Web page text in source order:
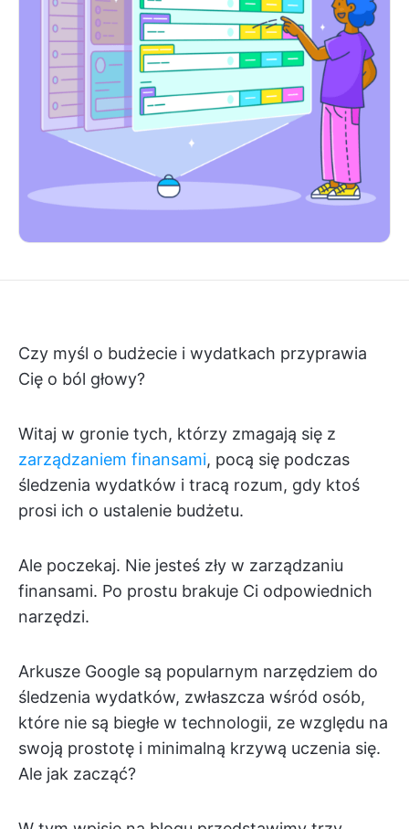
Czy myśl o budżecie i wydatkach przyprawia
Cię o ból głowy?
Witaj w gronie tych, którzy zmagają się z
zarządzaniem finansami, pocą się podczas
śledzenia wydatków i tracą rozum, gdy ktoś
prosi ich o ustalenie budżetu.
Ale poczekaj. Nie jesteś zły w zarządzaniu
finansami. Po prostu brakuje Ci odpowiednich
narzędzi.
Arkusze Google są popularnym narzędziem do
śledzenia wydatków, zwłaszcza wśród osób,
które nie są biegłe w technologii, ze względu na
swoją prostotę i minimalną krzywą uczenia się.
Ale jak zacząć?